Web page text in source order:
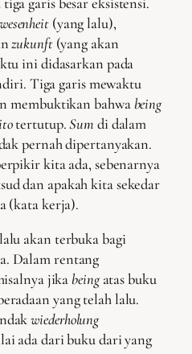
(yang lalu),
zukunft (yang akan
ini didasarkan pada
Tiga garis mewaktu
membuktikan bahwa being
tertutup.Sum di dalam
pernah dipertanyakan.
kita ada, sebenarnya
dan apakah kita sekedar
(kata kerja).
akan terbuka bagi
Dalam rentang
jika beingatas buku
yang telah lalu.
wiederholung
ada dari buku dari yang